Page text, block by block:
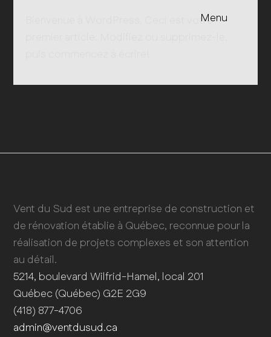
Menu
Bienvenue à WordPress. Ceci est votre
Vent du Sud est une entreprise de construction et
de rénovation établie à Québec, reconnue pour la
réalisation de projets complexes et son attention
au détail.
5214, boulevard Wilfrid-Hamel, local 201
Québec (Québec) G2E 2G9
(418) 877-4706
admin@ventdusud.ca